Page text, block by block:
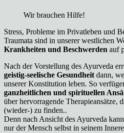
Wir brauchen Hilfe!
Stress, Probleme im Privatleben und
Traumata sind in unserer westlichen
Krankheiten und Beschwerden auf
Nach der Vorstellung des Ayurveda
geistig-seelische Gesundheitdann,
unserer Konstitution leben. So
ganzheitlichen und spirituellen
über hervorragende Therapieansätze,
(wieder-) zu finden..
Denn nach Ansicht des Ayurveda
nur der Mensch selbst in seinem